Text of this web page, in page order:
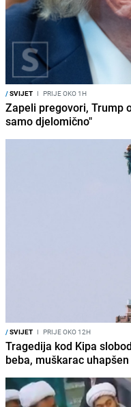
/SVIJET I PRIJE OKO 1H
Zapeli pregovori, Trump
samo djelomično"
/SVIJET I PRIJE OKO 12H
Tragedija kod Kipa
beba, muškarac uhapšen